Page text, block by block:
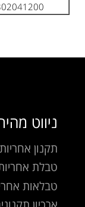
ניווט
תקנון
טבלת
טבלאות